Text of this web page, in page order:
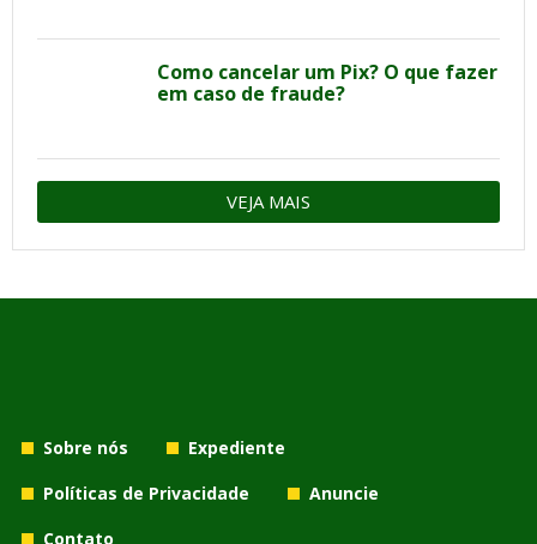
Como cancelar um Pix? O que fazer
em caso de fraude?
VEJA MAIS
Sobre nós
Expediente
Políticas de Privacidade
Anuncie
Contato